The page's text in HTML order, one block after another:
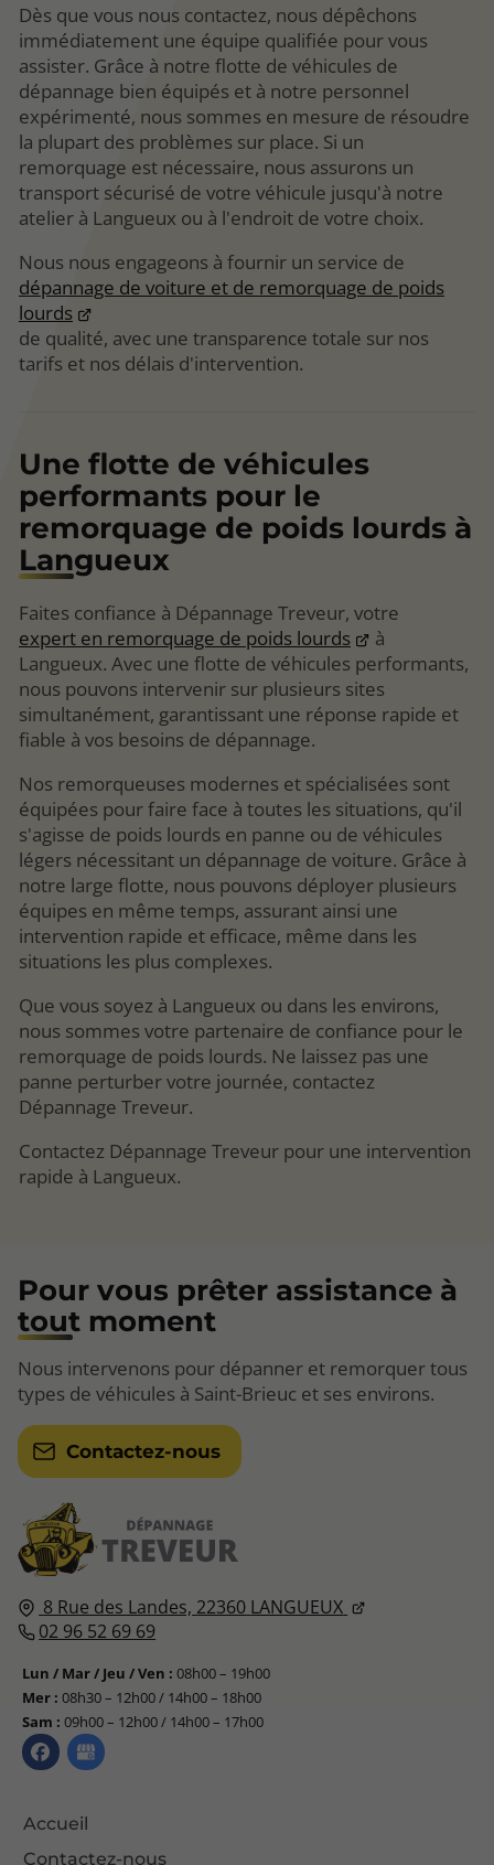
Dès que vous nous contactez, nous dépêchons
immédiatement une équipe qualifiée pour vous
assister. Grâce à notre flotte de véhicules de
dépannage bien équipés et à notre personnel
expérimenté, nous sommes en mesure de résoudre
la plupart des problèmes sur place. Si un
remorquage est nécessaire, nous assurons un
transport sécurisé de votre véhicule jusqu'à notre
atelier à Langueux ou à l'endroit de votre choix.
Nous nous engageons à fournir un service de
dépannage de voiture et de remorquage de poids
lourds
de qualité, avec une transparence totale sur nos
tarifs et nos délais d'intervention.
Une flotte de véhicules
performants pour le
remorquage de poids lourds à
Langueux
Faites confiance à Dépannage Treveur, votre
expert en remorquage de poids lourds
à
Langueux. Avec une flotte de véhicules performants,
nous pouvons intervenir sur plusieurs sites
simultanément, garantissant une réponse rapide et
fiable à vos besoins de dépannage.
Nos remorqueuses modernes et spécialisées sont
équipées pour faire face à toutes les situations, qu'il
s'agisse de poids lourds en panne ou de véhicules
légers nécessitant un dépannage de voiture. Grâce à
notre large flotte, nous pouvons déployer plusieurs
équipes en même temps, assurant ainsi une
intervention rapide et efficace, même dans les
situations les plus complexes.
Que vous soyez à Langueux ou dans les environs,
nous sommes votre partenaire de confiance pour le
remorquage de poids lourds. Ne laissez pas une
panne perturber votre journée, contactez
Dépannage Treveur.
Contactez Dépannage Treveur pour une intervention
rapide à Langueux.
8 Rue des Landes, 22360 LANGUEUX
02 96 52 69 69
Lun / Mar / Jeu / Ven : 08h00 – 19h00
Mer : 08h30 – 12h00 / 14h00 – 18h00
Sam : 09h00 – 12h00 / 14h00 – 17h00
Accueil
Contactez-nous
Pour vous prêter assistance à
tout moment
Nous intervenons pour dépanner et remorquer tous
types de véhicules à Saint-Brieuc et ses environs.
Contactez-nous